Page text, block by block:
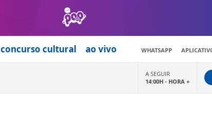
concurso cultural ao vivo WHATSAPP
A SEGUIR
14:00H - HORA +